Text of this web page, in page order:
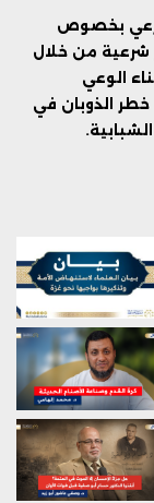
بخصوص
شرعية من خلال
الوعي
الذوبان في